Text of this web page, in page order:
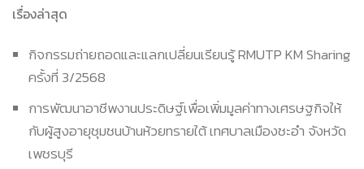
เรื่องล่าสุด
กิจกรรมถ่ายถอดและแลกเปลี่ยนเรียนรู้ RMUTP KM Sharing
ครั้งที่ 3/2568
การพัฒนาอาชีพงานประดิษฐ์เพื่อเพิ่มมูลค่าทางเศรษฐกิจให้
กับผู้สูงอายุชุมชนบ้านห้วยทรายใต้ เทศบาลเมืองชะอำ จังหวัด
เพชรบุรี